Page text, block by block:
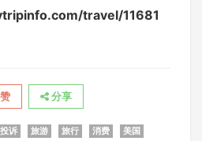
travel/11681
分享
投诉 旅游 旅行 消费 美国